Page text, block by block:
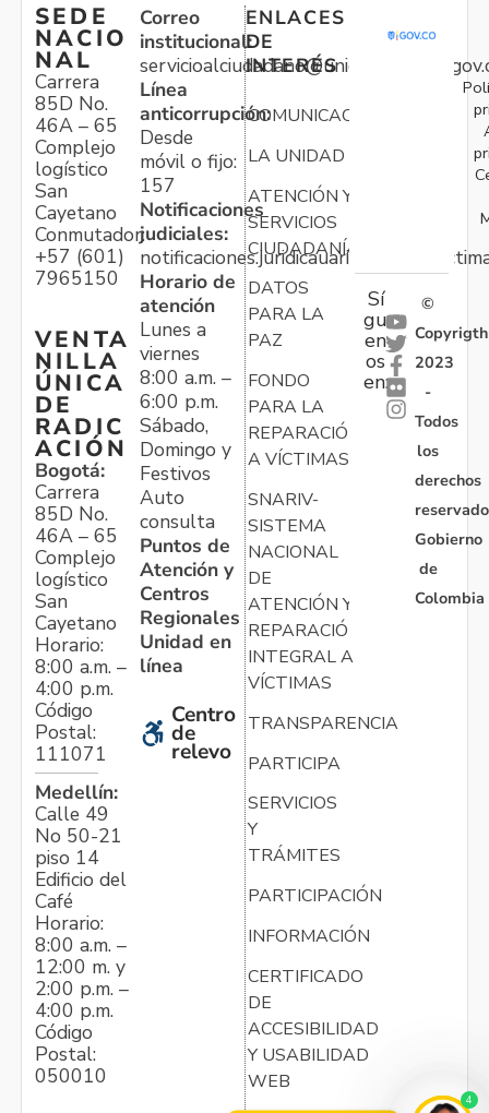
SEDE
NACIO
NAL
Carrera
85D No.
46A – 65
Complejo
logístico
San
Cayetano
Conmutador:
+57 (601)
7965150
VENTA
NILLA
ÚNICA
DE
RADIC
ACIÓN
Bogotá:
Carrera
85D No.
46A – 65
Complejo
logístico
San
Cayetano
Horario:
8:00 a.m. –
4:00 p.m.
Código
Postal:
111071
Medellín:
Calle 49
No 50-21
piso 14
Edificio del
Café
Horario:
8:00 a.m. –
12:00 m. y
2:00 p.m. –
4:00 p.m.
Código
Postal:
050010
Correo
institucional:
Línea
anticorrupción:
Desde
móvil o fijo:
157
Notificaciones
judiciales:
Horario de
atención
Lunes a
viernes
8:00 a.m. –
6:00 p.m.
Sábado,
Domingo y
Festivos
Auto
consulta
Puntos de
Atención y
Centros
Regionales
Unidad en
línea
Centro
de
relevo
ENLACES
DE
INTERÉS
COMUNICACIONES
LA UNIDAD
ATENCIÓN Y
SERVICIOS
CIUDADANÍA
DATOS
PARA LA
PAZ
FONDO
PARA LA
REPARACIÓN
A VÍCTIMAS
SNARIV-
SISTEMA
NACIONAL
DE
ATENCIÓN Y
REPARACIÓN
INTEGRAL A
VÍCTIMAS
TRANSPARENCIA
PARTICIPA
SERVICIOS
Y
TRÁMITES
PARTICIPACIÓN
INFORMACIÓN
CERTIFICADO
DE
ACCESIBILIDAD
Y USABILIDAD
WEB
Sí
gu
en
os
en:
©
Copyrigth
2023
-
Todos
los
derechos
Gobierno
de
Colombia
4